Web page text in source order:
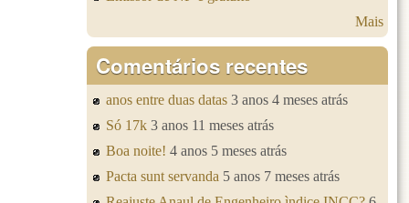
Mais
Comentários recentes
anos entre duas datas 3 anos 4 meses atrás
Só 17k 3 anos 11 meses atrás
Boa noite! 4 anos 5 meses atrás
Pacta sunt servanda 5 anos 7 meses atrás